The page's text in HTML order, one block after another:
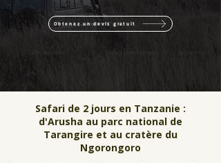
Obtenez un devis gratuit
Tous les hébergements
Safari de 2 jours en Tanzanie :
d'Arusha au parc national de
Tarangire et au cratère du
Ngorongoro